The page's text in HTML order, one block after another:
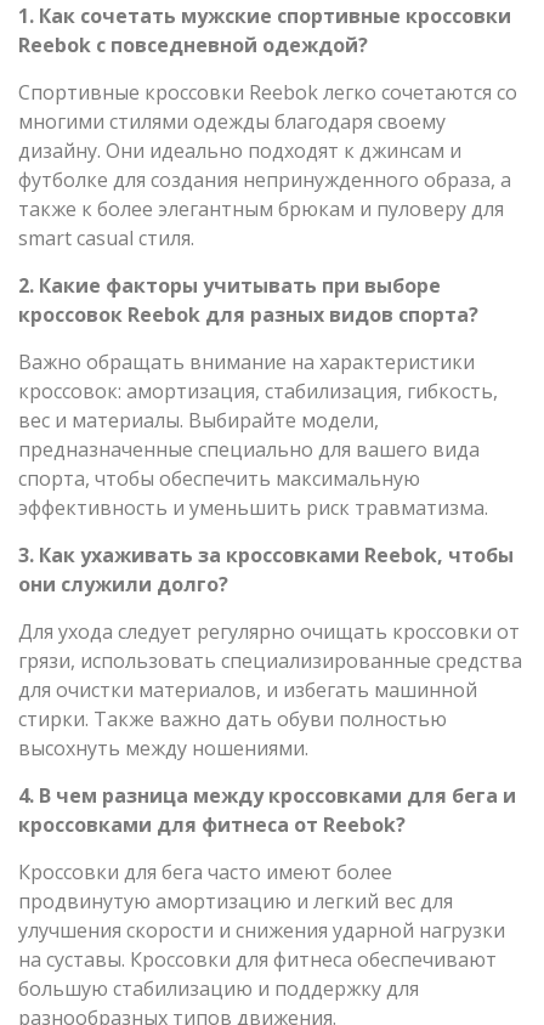
1. Как сочетать мужские спортивные кроссовки
Reebok с повседневной одеждой?
Спортивные кроссовки Reebok легко сочетаются со
многими стилями одежды благодаря своему
дизайну. Они идеально подходят к джинсам и
футболке для создания непринужденного образа, а
также к более элегантным брюкам и пуловеру для
smart casual стиля.
2. Какие факторы учитывать при выборе
кроссовок Reebok для разных видов спорта?
Важно обращать внимание на характеристики
кроссовок: амортизация, стабилизация, гибкость,
вес и материалы. Выбирайте модели,
предназначенные специально для вашего вида
спорта, чтобы обеспечить максимальную
эффективность и уменьшить риск травматизма.
3. Как ухаживать за кроссовками Reebok, чтобы
они служили долго?
Для ухода следует регулярно очищать кроссовки от
грязи, использовать специализированные средства
для очистки материалов, и избегать машинной
стирки. Также важно дать обуви полностью
высохнуть между ношениями.
4. В чем разница между кроссовками для бега и
кроссовками для фитнеса от Reebok?
Кроссовки для бега часто имеют более
продвинутую амортизацию и легкий вес для
улучшения скорости и снижения ударной нагрузки
на суставы. Кроссовки для фитнеса обеспечивают
большую стабилизацию и поддержку для
разнообразных типов движения.